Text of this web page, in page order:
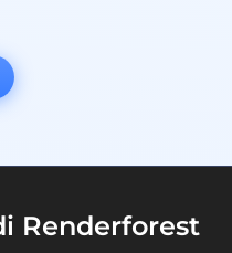
Renderforest